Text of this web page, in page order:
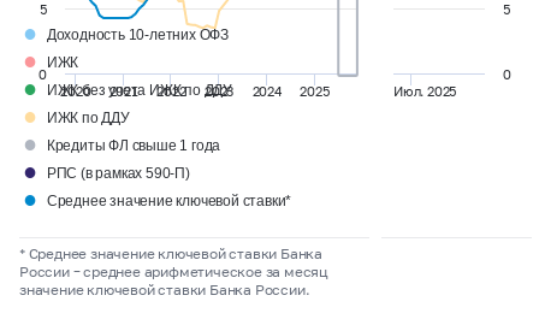
2020 2021 2022 2023 2024 2025
0
5
● Доходность 10-летних ОФЗ
● ИЖК
● ИЖК без учета ИЖК по ДДУ
● ИЖК по ДДУ
● Кредиты ФЛ свыше 1 года
● РПС (в рамках 590-П)
● Среднее значение ключевой ставки*
* Среднее значение ключевой ставки Банка
России –среднее арифметическое за месяц
значение ключевой ставки Банка России.
Июл. 2025
0
5